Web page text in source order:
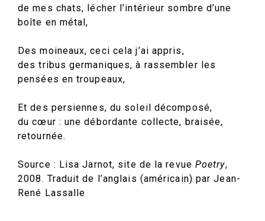
de mes chats, lécher l’intérieur sombre d’une
boîte en métal,
Des moineaux, ceci cela j’ai appris,
des tribus germaniques, à rassembler les
pensées en troupeaux,
Et des persiennes, du soleil décomposé,
du cœur : une débordante collecte, braisée,
retournée.
Source : Lisa Jarnot, site de la revue Poetry,
2008. Traduit de l’anglais (américain) par Jean-
René Lassalle